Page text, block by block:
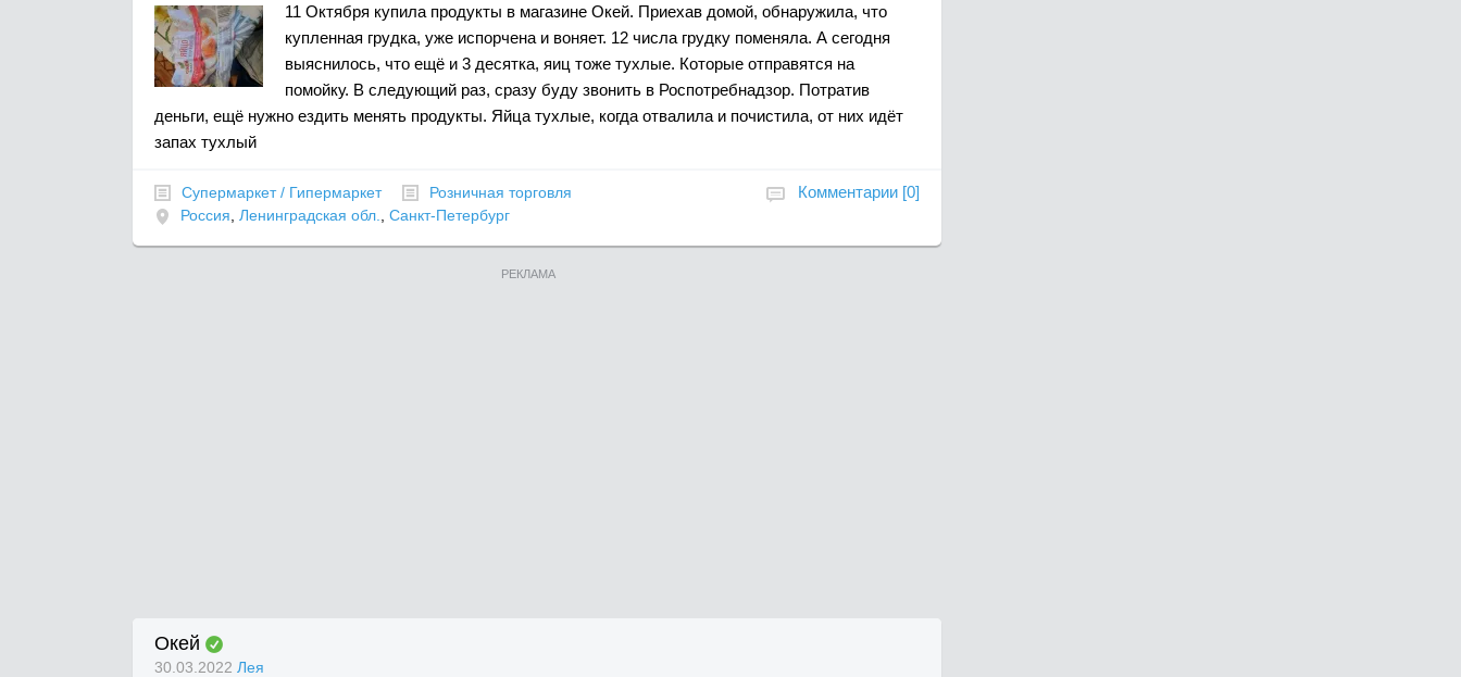
11 Октября купила продукты в магазине Окей. Приехав домой, обнаружила, что
купленная грудка, уже испорчена и воняет. 12 числа грудку поменяла. А сегодня
выяснилось, что ещё и 3 десятка, яиц тоже тухлые. Которые отправятся на
помойку. В следующий раз, сразу буду звонить в Роспотребнадзор. Потратив
деньги, ещё нужно ездить менять продукты. Яйца тухлые, когда отвалила и почистила, от них идёт
запах тухлый
Комментарии [0]
Супермаркет / Гипермаркет
Розничная торговля
Россия, Ленинградская обл., Санкт-Петербург
РЕКЛАМА
Окей
30.03.2022 Лея